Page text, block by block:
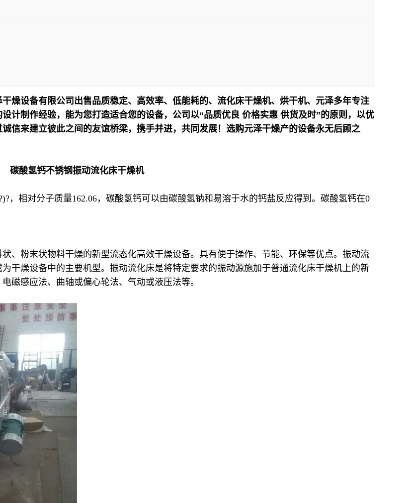
设备有限公司出售品质稳定、高效率、低能耗的、流化床干燥机、烘干机、元泽多年专注
计制作经验，能为您打造适合您的设备，公司以“品质优良 价格实惠 供货及时”的原则，以优
信来建立彼此之间的友谊桥梁，携手并进，共同发展！选购元泽干燥产的设备永无后顾之
碳酸氢钙不锈钢振动流化床干燥机
，相对分子质量162.06，碳酸氢钙可以由碳酸氢钠和易溶于水的钙盐反应得到。碳酸氢钙在0
、粉末状物料干燥的新型流态化高效干燥设备。具有便于操作、节能、环保等优点。振动流
干燥设备中的主要机型。振动流化床是将特定要求的振动源施加于普通流化床干燥机上的新
磁感应法、曲轴或偏心轮法、气动或液压法等。